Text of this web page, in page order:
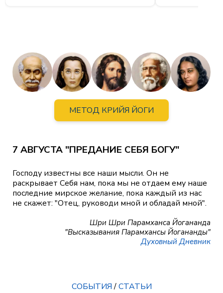
МЕТОД КРИЙЯ ЙОГИ
7 АВГУСТА "ПРЕДАНИЕ СЕБЯ БОГУ"
Господу известны все наши мысли. Он не
раскрывает Себя нам, пока мы не отдаем ему наше
последние мирское желание, пока каждый из нас
не скажет: "Отец, руководи мной и обладай мной".
Шри Шри Парамханса Йогананда
"Высказывания Парамхансы Йогананды"
Духовный Дневник
СОБЫТИЯ/СТАТЬИ